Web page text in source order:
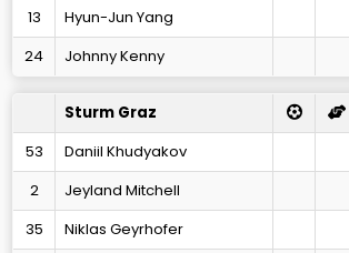
13
Hyun-Jun Yang
24
Johnny Kenny
Sturm Graz
53
Daniil Khudyakov
2
Jeyland Mitchell
35
Niklas Geyrhofer